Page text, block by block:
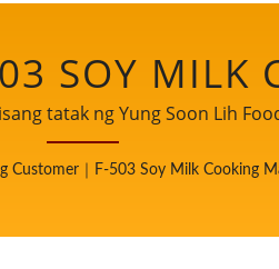
SOY
NG
TAON SA
tatak ng Yung Soon Lih
namin ang aming
kaming maging
Customer｜F-503 Soy Milk Cooking